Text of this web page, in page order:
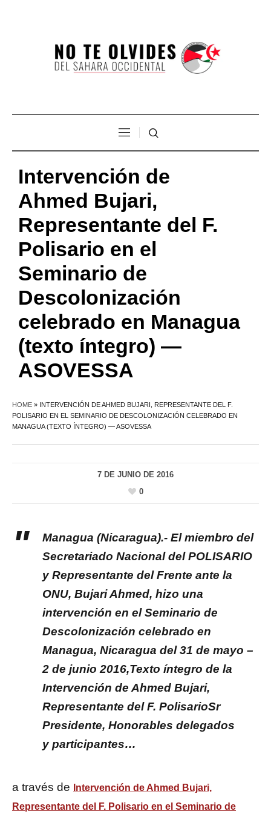
Intervención de
Ahmed Bujari,
Representante del F.
Polisario en el
Seminario de
Descolonización
celebrado en Managua
(texto íntegro) —
ASOVESSA
HOME » INTERVENCIÓN DE AHMED BUJARI, REPRESENTANTE DEL F.
POLISARIO EN EL SEMINARIO DE DESCOLONIZACIÓN CELEBRADO EN
MANAGUA (TEXTO ÍNTEGRO) — ASOVESSA
7 DE JUNIO DE 2016
0
Managua (Nicaragua).- El miembro del
Secretariado Nacional del POLISARIO
y Representante del Frente ante la
ONU, Bujari Ahmed, hizo una
intervención en el Seminario de
Descolonización celebrado en
Managua, Nicaragua del 31 de mayo –
2 de junio 2016,Texto íntegro de la
Intervención de Ahmed Bujari,
Representante del F. PolisarioSr
Presidente, Honorables delegados
y participantes…
a través de
Intervención de Ahmed Bujari,
Representante del F. Polisario en el Seminario de